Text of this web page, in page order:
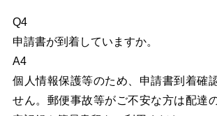
Q4
申請書が到着していますか。
A4
個人情報保護等のため、申請書到着確
せん。郵便事故等がご不安な方は配達